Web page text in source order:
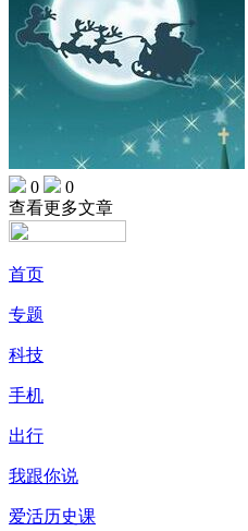
0
0
查看更多文章
首页
专题
科技
手机
出行
我跟你说
爱活历史课